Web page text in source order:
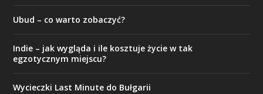
Ubud – co warto zobaczyć?
Indie – jak wygląda i ile kosztuje życie w tak
egzotycznym miejscu?
Wycieczki Last Minute do Bułgarii